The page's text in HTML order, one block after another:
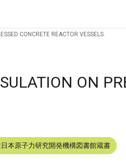
CONCRETE REACTOR VESSELS.
ON
日本原子力研究開発機構図書館蔵書